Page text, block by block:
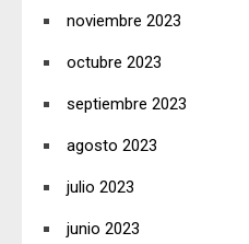
noviembre 2023
octubre 2023
septiembre 2023
agosto 2023
julio 2023
junio 2023